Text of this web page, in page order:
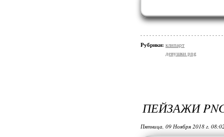
Рубрики: клипарт
девушки png
ПЕЙЗАЖИ
Пятница, 09 Ноября 2018 г.